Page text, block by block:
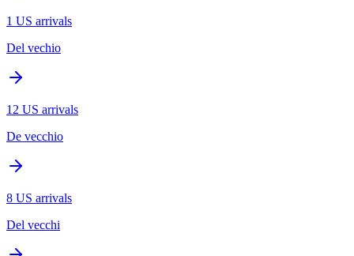
1 US arrivals
Del vechio
12 US arrivals
De vecchio
8 US arrivals
Del vecchi